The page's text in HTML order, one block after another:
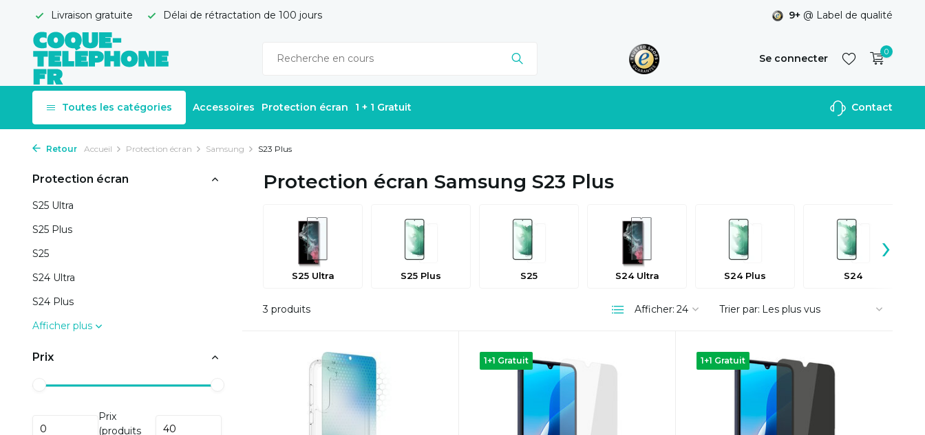
Livraison gratuite Délai de rétractation de 100 jours 9+ @ Label de qualité
Se connecter
S'inscrire
0
Toutes les catégories Accessoires Protection écran 1 + 1 Gratuit Contact
Retour Accueil Protection écran Samsung S23 Plus
Protection écran
S25 Ultra
S25 Plus
S25
S24 Ultra
S24 Plus
Afficher plus
Prix
Prix
(produits
Protection écran Samsung S23 Plus
S25 Ultra S25 Plus S25 S24 Ultra S24 Plus S24
›
3 produits Afficher: Trier par:
1+1 Gratuit 1+1 Gratuit